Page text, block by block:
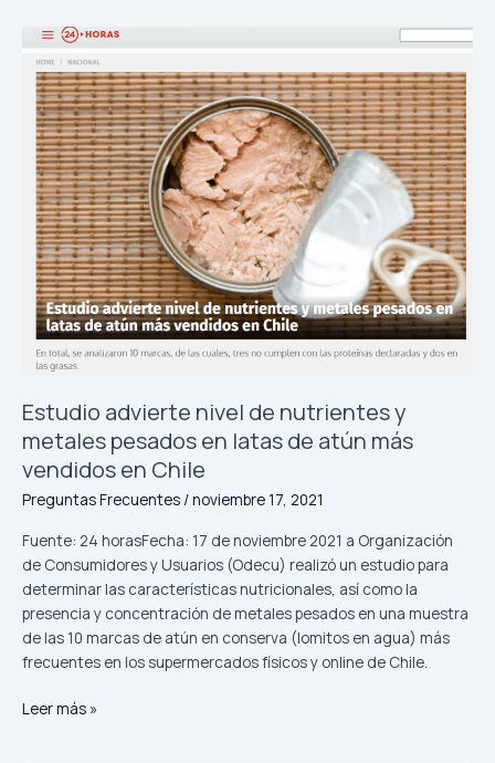
Estudio advierte nivel de nutrientes y
metales pesados en latas de atún más
vendidos en Chile
Preguntas Frecuentes /noviembre 17, 2021
Fuente: 24 horasFecha: 17 de noviembre 2021 a Organización
de Consumidores y Usuarios (Odecu) realizó un estudio para
determinar las características nutricionales, así como la
presencia y concentración de metales pesados en una muestra
de las 10 marcas de atún en conserva (lomitos en agua) más
frecuentes en los supermercados físicos y online de Chile.
Estudio
advierte
nivel
de
nutrientes
metales
pesados
en
latas
de
atún
más
vendidos
Chile
Leer más »